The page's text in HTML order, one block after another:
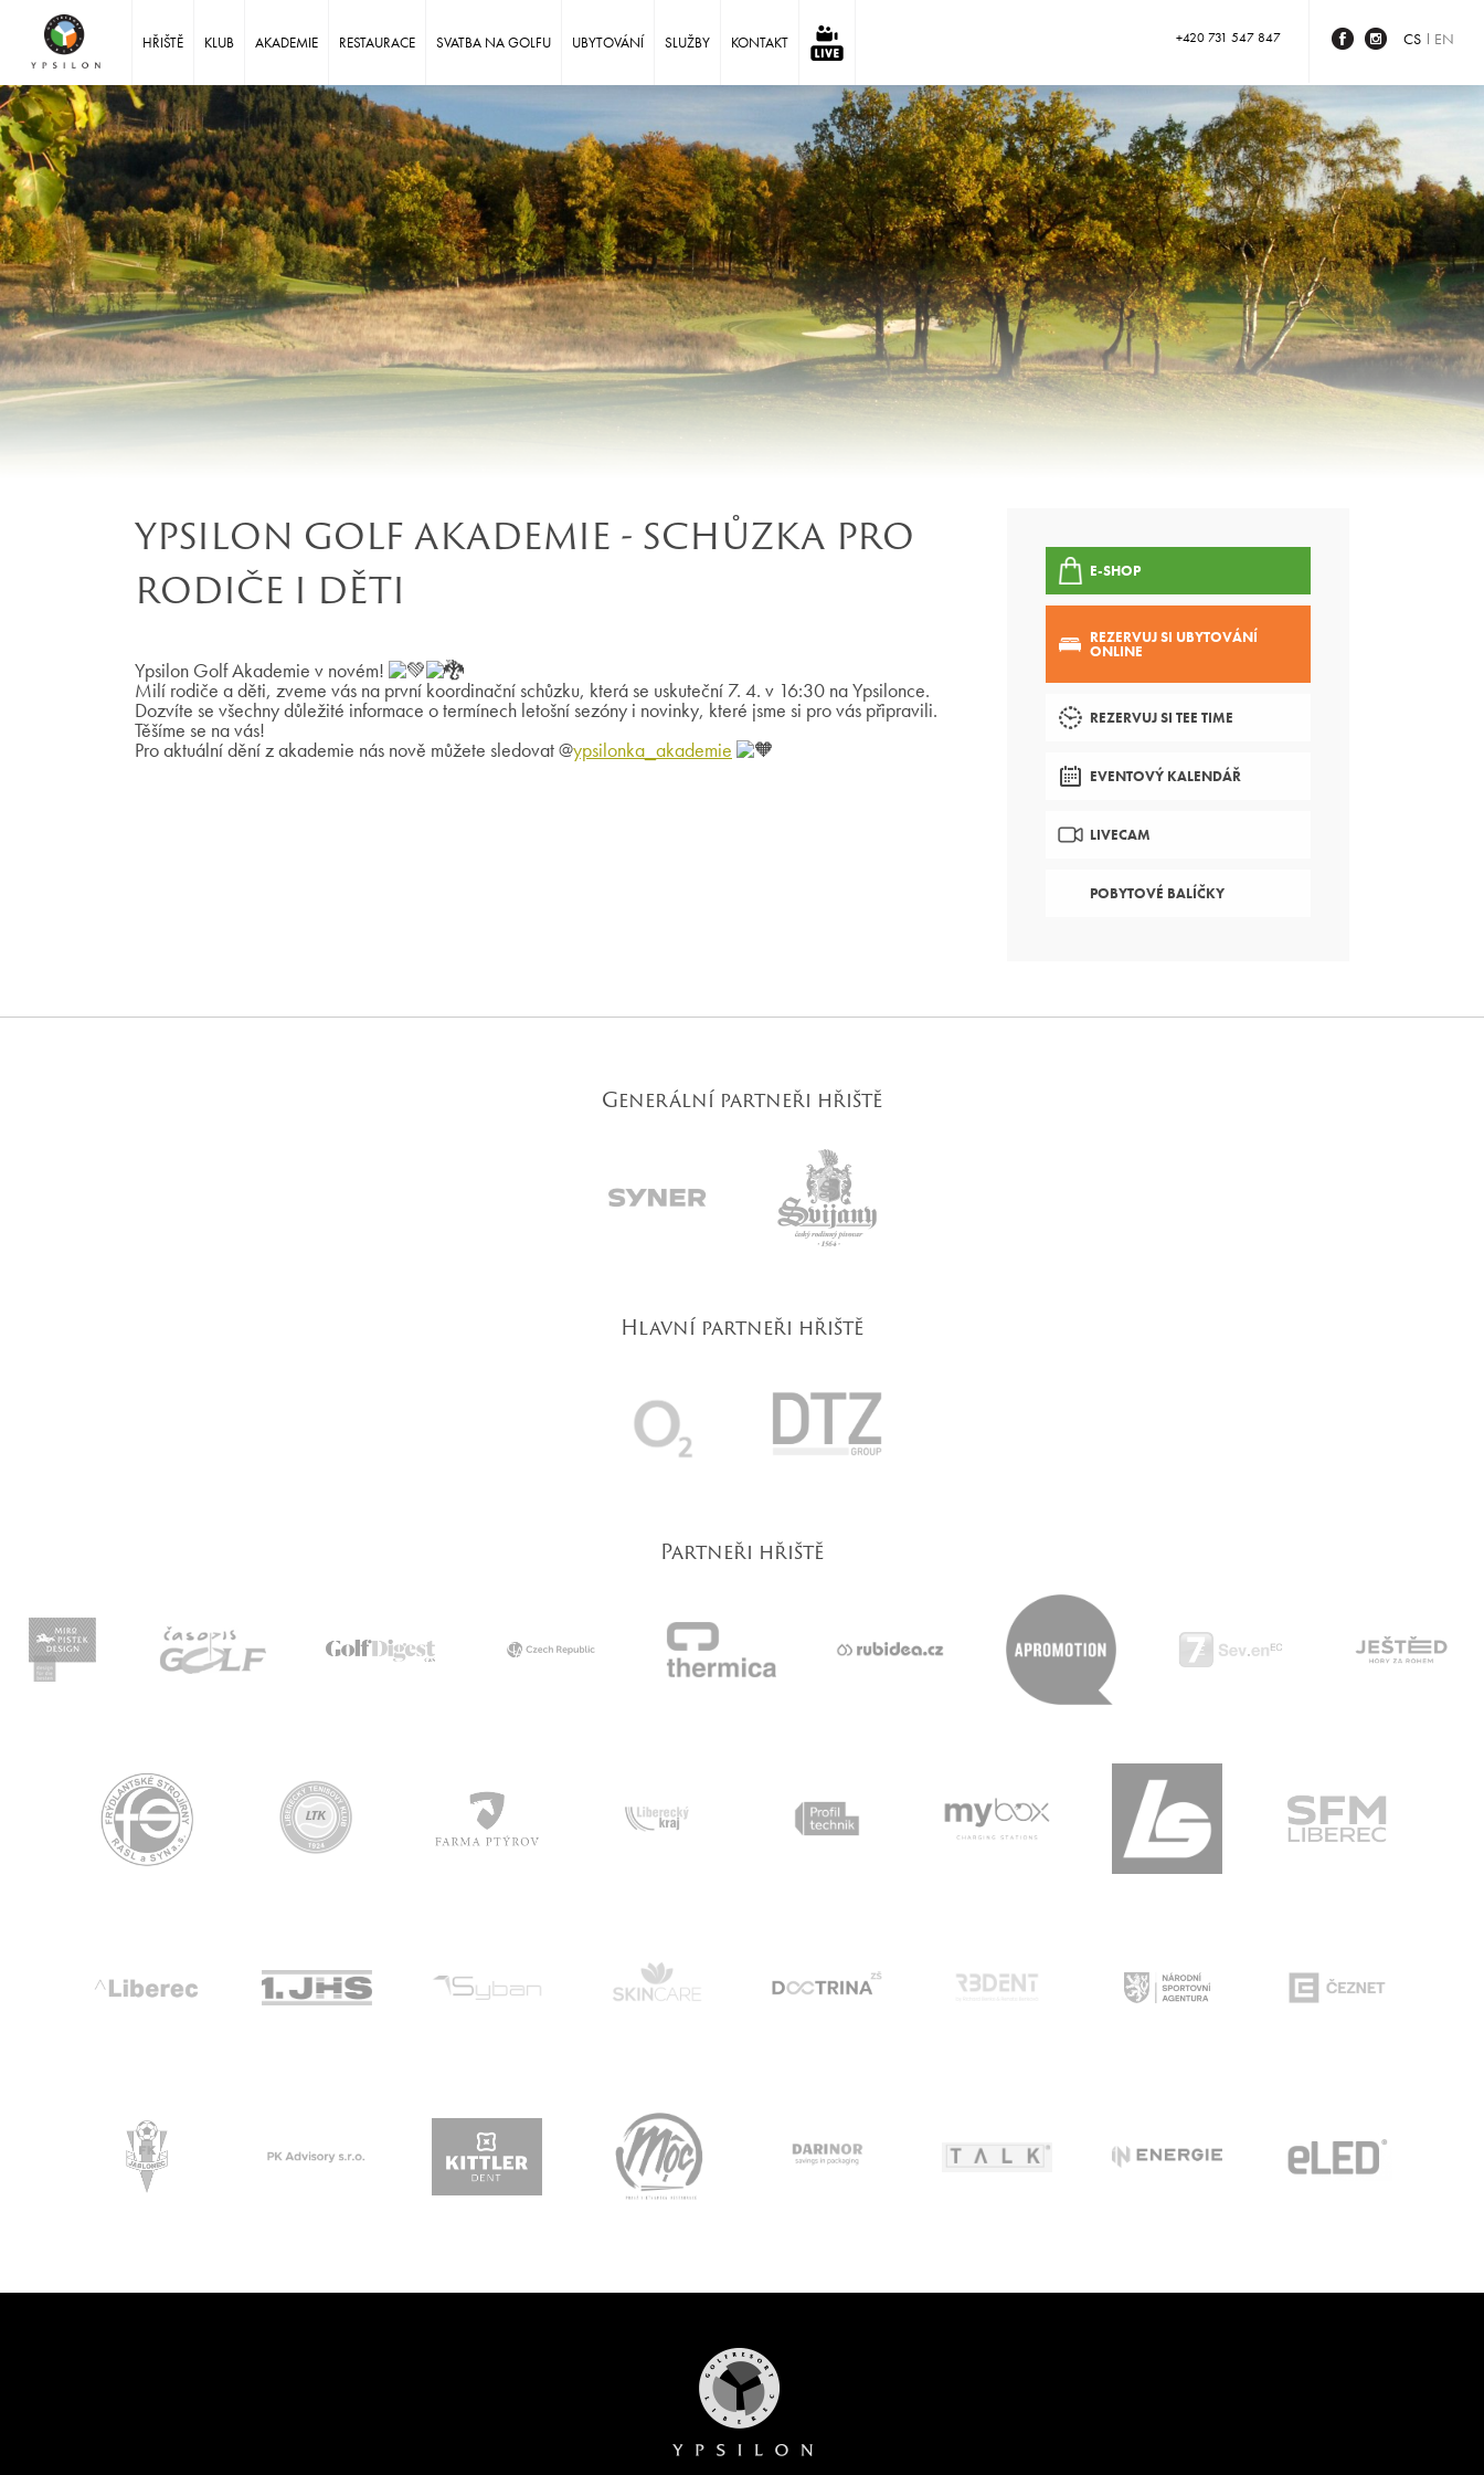
CS EN
+420 731 547 847
HŘIŠTĚ KLUB AKADEMIE RESTAURACE SVATBA NA GOLFU UBYTOVÁNÍ SLUŽBY KONTAKT ⠀
YPSILON GOLF AKADEMIE - SCHŮZKA PRO
RODIČE I DĚTI
Ypsilon Golf Akademie v novém!
Milí rodiče a děti, zveme vás na první koordinační schůzku, která se uskuteční 7. 4. v 16:30 na Ypsilonce.
Dozvíte se všechny důležité informace o termínech letošní sezóny i novinky, které jsme si pro vás připravili.
Těšíme se na vás!
Pro aktuální dění z akademie nás nově můžete sledovat @ypsilonka_akademie
E-SHOP
REZERVUJ SI UBYTOVÁNÍ
ONLINE
REZERVUJ SI TEE TIME
EVENTOVÝ KALENDÁŘ
LIVECAM
POBYTOVÉ BALÍČKY
Generální partneři hřiště
Hlavní partneři hřiště
Partneři hřiště